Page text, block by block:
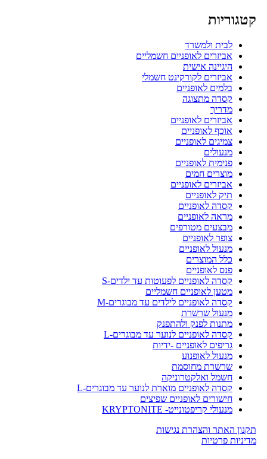
קטגוריות
לבית ולמשרד
אביזרים לאופניים חשמליים
היגיינה אישית
אביזרים לקורקינט חשמלי
בלמים לאופניים
קסדה מתצוגה
מדריך
אביזרים לאופניים
אוכף לאופניים
צמיגים לאופניים
מנעולים
פנימית לאופניים
מוצרים חמים
אביזרים לאופניים
תיק לאופניים
קסדה לאופניים
מראה לאופניים
מבצעים מטורפים
צופר לאופניים
מנעול לאופניים
כלל המוצרים
פנס לאופניים
קסדה לאופניים לפעוטות עד ילדים-S
מטען לאופניים חשמליים
קסדה לאופניים לילדים עד מבוגרים-M
מנעול שרשרת
מתנות לפנק ולהתפנק
קסדה לאופניים לנוער עד מבוגרים-L
גריפים לאופניים -ידיות
מנעול לאופנוע
שרשרת מחוסמת
חשמל ואלקטרוניקה
קסדה לאופניים מוארת לנוער עד מבוגרים-L
חישורים לאופניים שפיצים
מנעולי קריפטונייט- KRYPTONITE
תקנון האתר והצהרת נגישות
מדיניות פרטיות